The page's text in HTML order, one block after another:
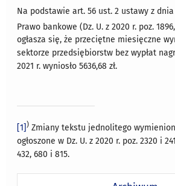
Na podstawie art. 56 ust. 2 ustawy z dnia
Prawo bankowe (Dz. U. z 2020 r. poz.
ogłasza się, że przeciętne miesięczne
sektorze przedsiębiorstw bez wypłat
2021 r. wyniosło 5636,68 zł.
[1]) Zmiany tekstu jednolitego
ogłoszone w Dz. U. z 2020 r. poz. 2320 i
432, 680 i 815.